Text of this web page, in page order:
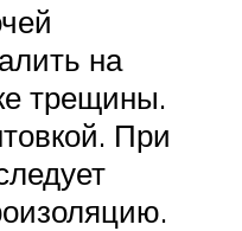
на
трещины.
При